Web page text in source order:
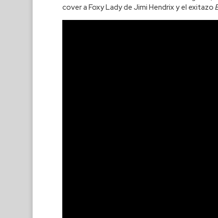
cover a Foxy Lady de Jimi Hendrix y el exitazo